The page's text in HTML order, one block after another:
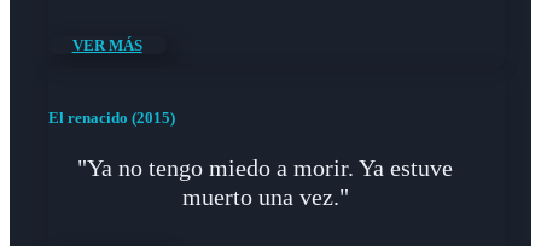
VER MÁS
El renacido (2015)
"Ya no tengo miedo a morir. Ya estuve
muerto una vez."